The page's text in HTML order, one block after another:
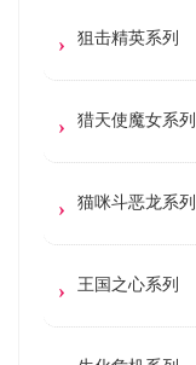
狙击精英系列
猎天使魔女系列
猫咪斗恶龙系列
王国之心系列